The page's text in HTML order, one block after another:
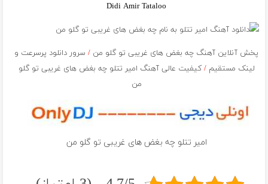
Didi Amir Tataloo
پخش آنلاین آهنگ چه بغض های غریبی تو گلو من /سرور دانلود پرسرعت و
لینک مستقیم/ کیفیت عالی آهنگ امیر تتلو چه بغض های غریبی تو گلو
من
امیر تتلو چه بغض های غریبی تو گلو من